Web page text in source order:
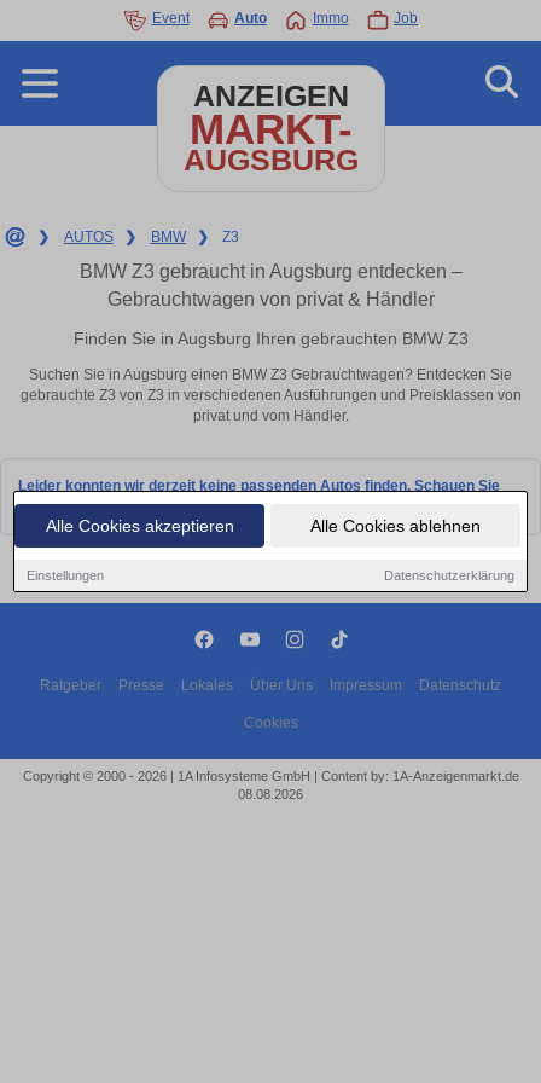
Alle Cookies akzeptieren Alle Cookies ablehnen
Einstellungen Datenschutzerklärung
Event Auto Immo Job
ANZEIGEN
MARKT-
AUGSBURG
❯ AUTOS ❯ BMW ❯ Z3
BMW Z3 gebraucht in Augsburg entdecken –
Gebrauchtwagen von privat & Händler
Finden Sie in Augsburg Ihren gebrauchten BMW Z3
Suchen Sie in Augsburg einen BMW Z3 Gebrauchtwagen? Entdecken Sie
gebrauchte Z3 von Z3 in verschiedenen Ausführungen und Preisklassen von
privat und vom Händler.
Leider konnten wir derzeit keine passenden Autos finden. Schauen Sie
bald wieder vorbei!
Ratgeber Presse Lokales Über Uns Impressum Datenschutz
Cookies
Copyright © 2000 - 2026 | 1A Infosysteme GmbH | Content by: 1A-Anzeigenmarkt.de
08.08.2026